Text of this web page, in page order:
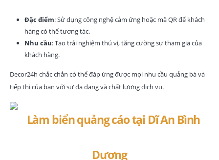
Đặc điểm: Sử dụng công nghệ cảm ứng hoặc mã QR để khách
hàng có thể tương tác.
Nhu cầu: Tạo trải nghiệm thú vị, tăng cường sự tham gia của
khách hàng.
Decor24h chắc chắn có thể đáp ứng được mọi nhu cầu quảng bá và
tiếp thị của bạn với sự đa dạng và chất lượng dịch vụ.